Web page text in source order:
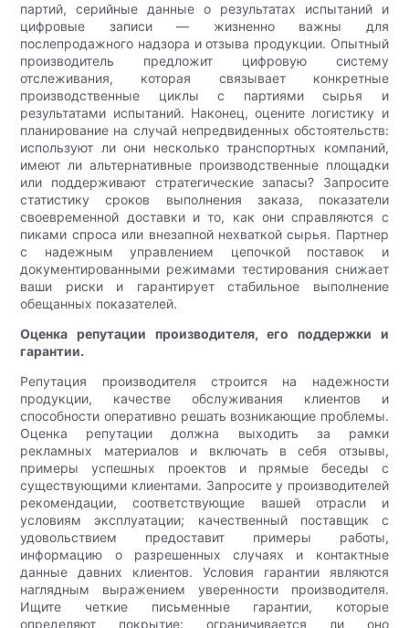
партий, серийные данные о результатах испытаний и
цифровые записи — жизненно важны для
послепродажного надзора и отзыва продукции. Опытный
производитель предложит цифровую систему
отслеживания, которая связывает конкретные
производственные циклы с партиями сырья и
результатами испытаний. Наконец, оцените логистику и
планирование на случай непредвиденных обстоятельств:
используют ли они несколько транспортных компаний,
имеют ли альтернативные производственные площадки
или поддерживают стратегические запасы? Запросите
статистику сроков выполнения заказа, показатели
своевременной доставки и то, как они справляются с
пиками спроса или внезапной нехваткой сырья. Партнер
с надежным управлением цепочкой поставок и
документированными режимами тестирования снижает
ваши риски и гарантирует стабильное выполнение
обещанных показателей.
Оценка репутации производителя, его поддержки и
гарантии.
Репутация производителя строится на надежности
продукции, качестве обслуживания клиентов и
способности оперативно решать возникающие проблемы.
Оценка репутации должна выходить за рамки
рекламных материалов и включать в себя отзывы,
примеры успешных проектов и прямые беседы с
существующими клиентами. Запросите у производителей
рекомендации, соответствующие вашей отрасли и
условиям эксплуатации; качественный поставщик с
удовольствием предоставит примеры работы,
информацию о разрешенных случаях и контактные
данные давних клиентов. Условия гарантии являются
наглядным выражением уверенности производителя.
Ищите четкие письменные гарантии, которые
определяют покрытие: ограничивается ли оно